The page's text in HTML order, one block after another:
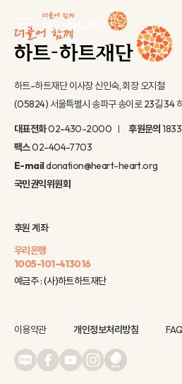
gnb menu open
인기 키워드
#정기후원#하트플레이스
하트-하트재단 이사장 신인숙, 회장 오지철
(05824) 서울특별시 송파구 송이로 23길 34
대표전화02-430-2000 후원문의
팩스02-404-7703
E-maildonation@heart-heart.org
국민권익위원회
후원 계좌
우리은행
1005-101-413016
예금주 : (사)하트하트재단
이용약관 개인정보처리방침 FAQ